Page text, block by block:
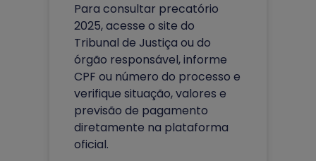
Para consultar precatório
2025, acesse o site do
Tribunal de Justiça ou do
órgão responsável, informe
CPF ou número do processo e
verifique situação, valores e
previsão de pagamento
diretamente na plataforma
oficial.